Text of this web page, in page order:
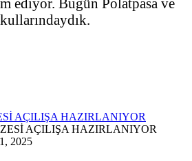
ediyor. Bugün Polatpasa ve
AÇILIŞA HAZIRLANIYOR
2025